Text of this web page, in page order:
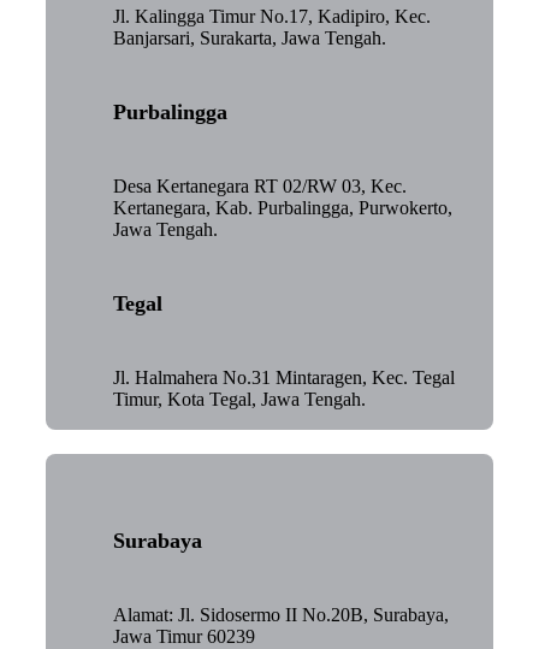
Jl. Kalingga Timur No.17, Kadipiro, Kec.
Banjarsari, Surakarta, Jawa Tengah.
Purbalingga
Desa Kertanegara RT 02/RW 03, Kec.
Kertanegara, Kab. Purbalingga, Purwokerto,
Jawa Tengah.
Tegal
Jl. Halmahera No.31 Mintaragen, Kec. Tegal
Timur, Kota Tegal, Jawa Tengah.
Surabaya
Alamat: Jl. Sidosermo II No.20B, Surabaya,
Jawa Timur 60239